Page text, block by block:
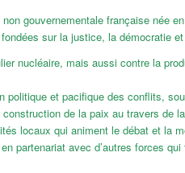
gouvernementale française née
sur la justice, la démocratie
nucléaire, mais aussi contre la
politique et pacifique des conflits,
de la paix au travers de
locaux qui animent le débat et la
partenariat avec d’autres forces